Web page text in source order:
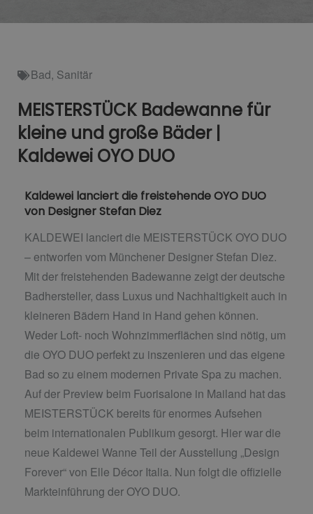
Bad, Sanitär
MEISTERSTÜCK Badewanne für
kleine und große Bäder |
Kaldewei OYO DUO
Kaldewei lanciert die freistehende OYO DUO
von Designer Stefan Diez
KALDEWEI lanciert die MEISTERSTÜCK OYO DUO
– entworfen vom Münchener Designer Stefan Diez.
Mit der freistehenden Badewanne zeigt der deutsche
Badhersteller, dass Luxus und Nachhaltigkeit auch in
kleineren Bädern Hand in Hand gehen können.
Weder Loft- noch Wohnzimmerflächen sind nötig, um
die OYO DUO perfekt zu inszenieren und das eigene
Bad so zu einem modernen Private Spa zu machen.
Auf der Preview beim Fuorisalone in Mailand hat das
MEISTERSTÜCK bereits für enormes Aufsehen
beim internationalen Publikum gesorgt. Hier war die
neue Kaldewei Wanne Teil der Ausstellung „Design
Forever“ von Elle Décor Italia. Nun folgt die offizielle
Markteinführung der OYO DUO.